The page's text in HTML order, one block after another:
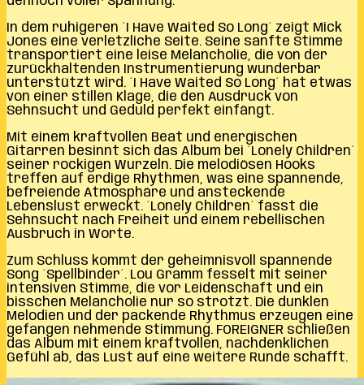
In dem ruhigeren ´I Have Waited So Long´ zeigt Mick
Jones eine verletzliche Seite. Seine sanfte Stimme
transportiert eine leise Melancholie, die von der
zurückhaltenden Instrumentierung wunderbar
unterstützt wird. ´I Have Waited So Long´ hat etwas
von einer stillen Klage, die den Ausdruck von
Sehnsucht und Geduld perfekt einfängt.
Mit einem kraftvollen Beat und energischen
Gitarren besinnt sich das Album bei ´Lonely Children´
seiner rockigen Wurzeln. Die melodiösen Hooks
treffen auf erdige Rhythmen, was eine spannende,
befreiende Atmosphäre und ansteckende
Lebenslust erweckt. ´Lonely Children´ fasst die
Sehnsucht nach Freiheit und einem rebellischen
Ausbruch in Worte.
Zum Schluss kommt der geheimnisvoll spannende
Song ´Spellbinder´. Lou Gramm fesselt mit seiner
intensiven Stimme, die vor Leidenschaft und ein
bisschen Melancholie nur so strotzt. Die dunklen
Melodien und der packende Rhythmus erzeugen eine
gefangen nehmende Stimmung. FOREIGNER schließen
das Album mit einem kraftvollen, nachdenklichen
Gefühl ab, das Lust auf eine weitere Runde schafft.